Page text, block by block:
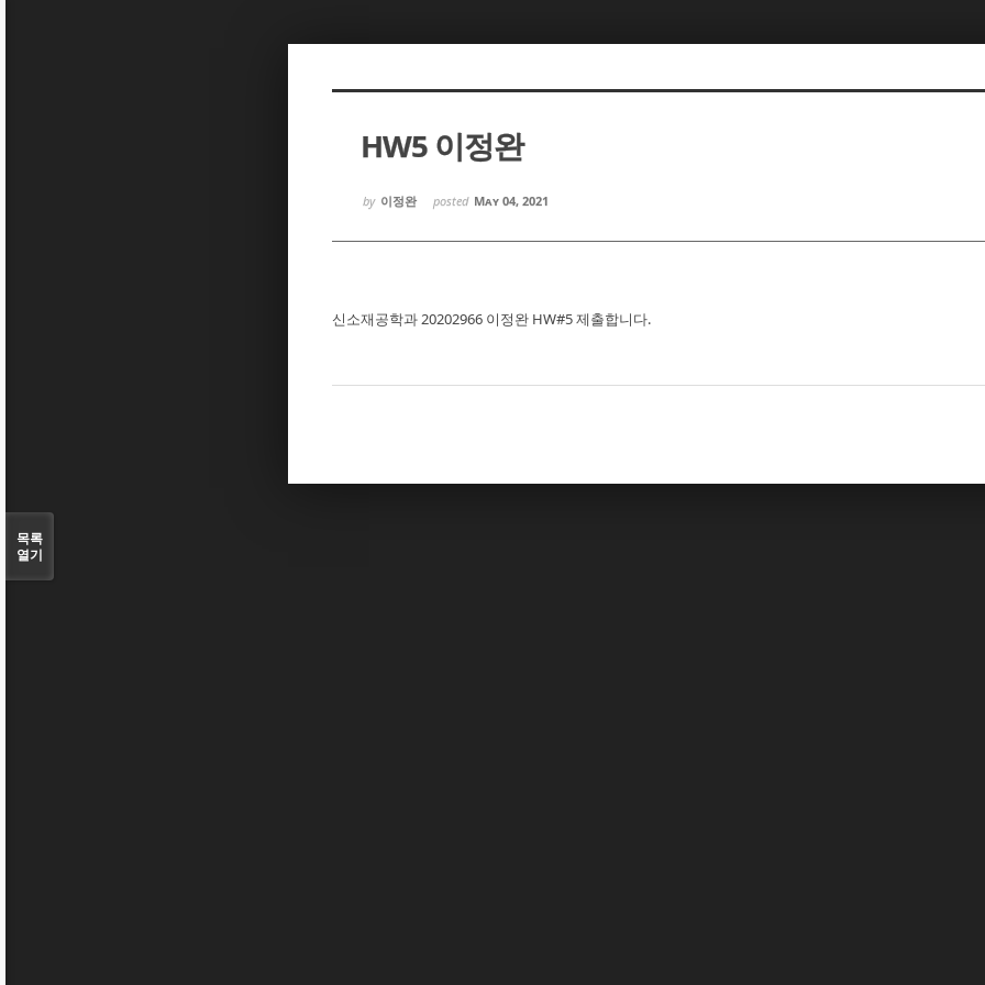
HW5 이정완
by 이정완 posted May 04, 2021
신소재공학과 20202966 이정완 HW#5 제출합니다.
목록
열기
Sketchbook5, 스케치북5
Sketchbook5, 스케치북5
Sketchbook5, 스케치북5
Sketchbook5, 스케치북5